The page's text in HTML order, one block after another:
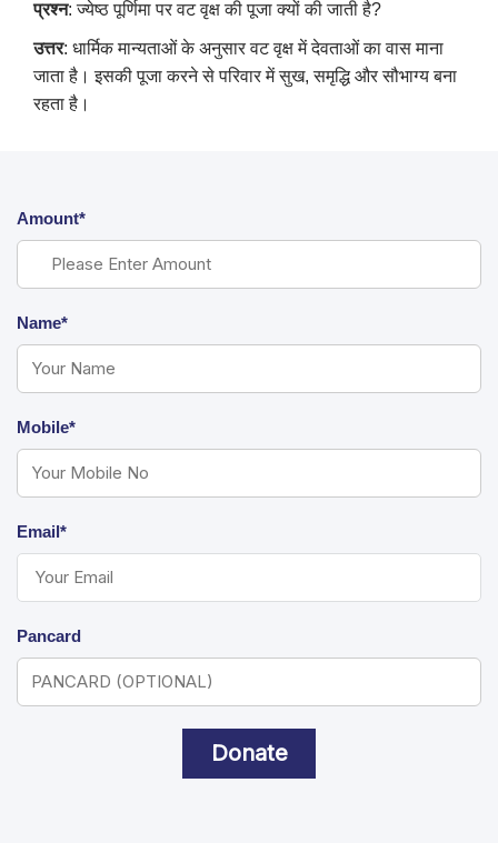
प्रश्न: ज्येष्ठ पूर्णिमा पर वट वृक्ष की पूजा क्यों की जाती है?
उत्तर: धार्मिक मान्यताओं के अनुसार वट वृक्ष में देवताओं का वास माना
जाता है। इसकी पूजा करने से परिवार में सुख, समृद्धि और सौभाग्य बना
रहता है।
Amount*
Name*
Mobile*
Email*
Pancard
Donate